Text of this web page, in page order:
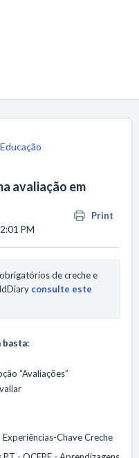
avaliação em
Print
PM
de creche e
consulte este
basta:
“Avaliações”
Experiências-Chave Creche